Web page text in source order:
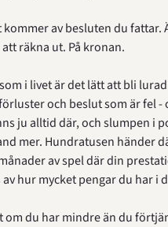
av besluten du fattar.
räkna ut. På kronan.
i livet är det lätt att bli
och beslut som är fel -
ju alltid där, och slumpen i
mer. Hundratusen händer
av spel där din
hur mycket pengar du har i
om du har mindre än du